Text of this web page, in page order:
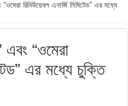
রিনিউয়েবল এনার্জি লিমিটেড” এর মধ্যে
এবং “ওমেরা
এর মধ্যে চুক্তি